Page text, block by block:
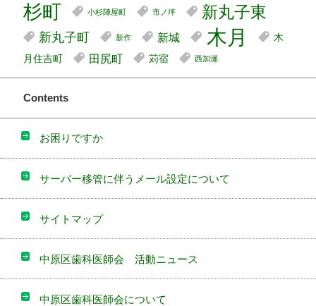
杉町
小杉陣屋町 市ノ坪 新丸子東
新丸子町 新作 新城 木月
木
月住吉町
田尻町 苅宿 西加瀬
Contents
お困りですか
サーバー移管に伴うメール設定について
サイトマップ
中原区歯科医師会 活動ニュース
中原区歯科医師会について